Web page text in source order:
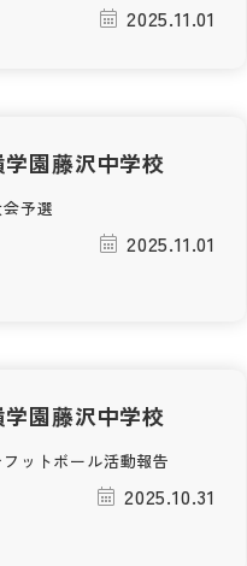
2025.11.01
学園藤沢中学校
予選
2025.11.01
学園藤沢中学校
ットボール活動報告
2025.10.31